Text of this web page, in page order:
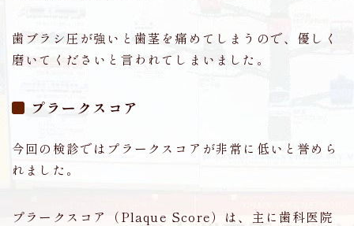
歯ブラシ圧が強いと歯茎を痛めてしまうので、優しく
磨いてくださいと言われてしまいました。
プラークスコア
今回の検診ではプラークスコアが非常に低いと誉めら
れました。
プラークスコア（Plaque Score）は、主に歯科医院